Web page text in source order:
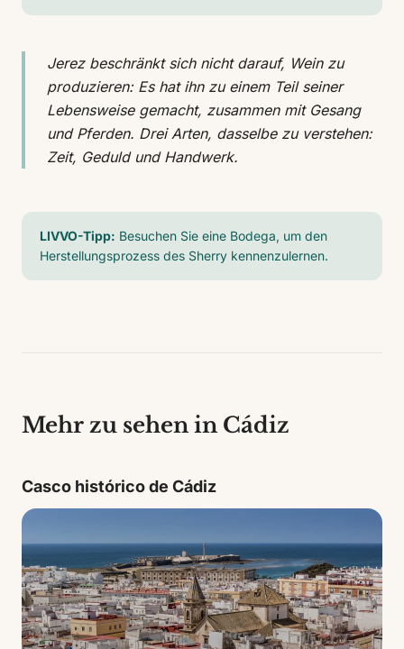
Jerez beschränkt sich nicht darauf, Wein zu
produzieren: Es hat ihn zu einem Teil seiner
Lebensweise gemacht, zusammen mit Gesang
und Pferden. Drei Arten, dasselbe zu verstehen:
Zeit, Geduld und Handwerk.
LIVVO-Tipp: Besuchen Sie eine Bodega, um den
Herstellungsprozess des Sherry kennenzulernen.
Mehr zu sehen in Cádiz
Casco histórico de Cádiz